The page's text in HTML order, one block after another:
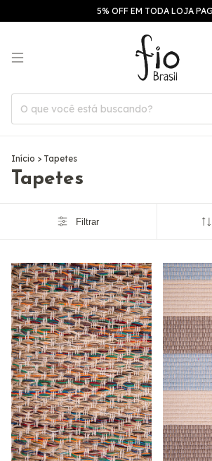
5% OFF EM TODA LOJA PAGANDO COM PIX
Início > Tapetes
Tapetes
Filtrar
1/3